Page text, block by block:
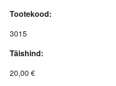
Tootekood:
3015
Täishind:
20,00 €